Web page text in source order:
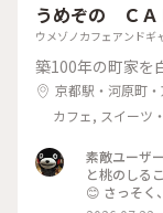
うめぞの ＣＡ
ウメゾノカフェアンドギ
築100年の町家を
京都駅・河原町
カフェ, スイーツ
素敵ユーザ
と桃のしる
😊 さっそく
姜の風味が